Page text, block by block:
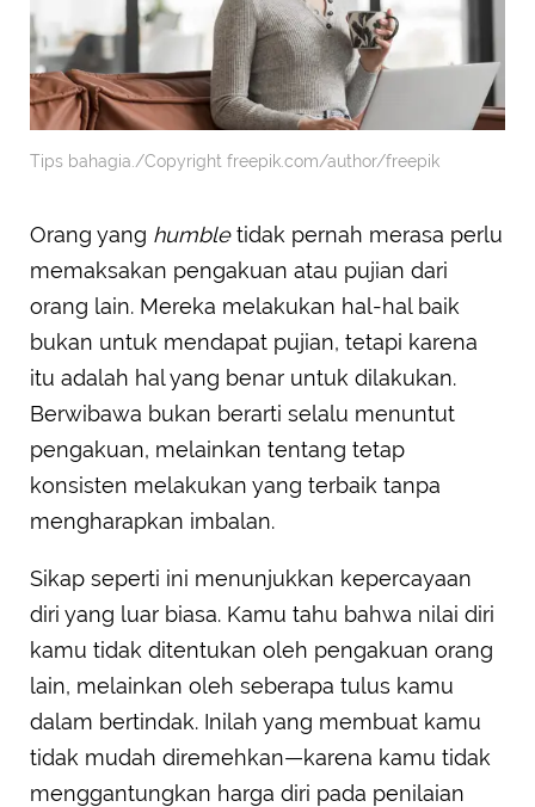
Tips bahagia./Copyright freepik.com/author/freepik
Orang yang humbletidak pernah merasa perlu
memaksakan pengakuan atau pujian dari
orang lain. Mereka melakukan hal-hal baik
bukan untuk mendapat pujian, tetapi karena
itu adalah hal yang benar untuk dilakukan.
Berwibawa bukan berarti selalu menuntut
pengakuan, melainkan tentang tetap
konsisten melakukan yang terbaik tanpa
mengharapkan imbalan.
Sikap seperti ini menunjukkan kepercayaan
diri yang luar biasa. Kamu tahu bahwa nilai diri
kamu tidak ditentukan oleh pengakuan orang
lain, melainkan oleh seberapa tulus kamu
dalam bertindak. Inilah yang membuat kamu
tidak mudah diremehkan—karena kamu tidak
menggantungkan harga diri pada penilaian